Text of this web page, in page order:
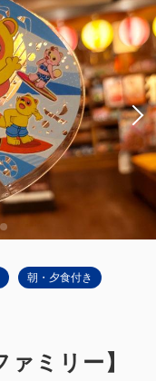
大人2名1室
税・手数料込
計 49,000
1~4名
朝・夕食付き
ミリー】